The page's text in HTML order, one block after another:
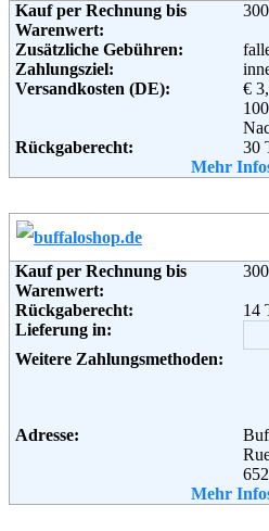
Adresse:
Soziale Kanäle:
Kauf per Rechnung bis
Warenwert:
Zusätzliche Gebühren:
Zahlungsziel:
Versandkosten (DE):
€
Rückgaberecht:
30
Ja
Weitere Zahlungsmethoden:
Adresse:
Telefon:
Fax:
Mehr
Kauf per Rechnung bis
Warenwert:
Rückgaberecht:
14
Lieferung in:
Weitere Zahlungsmethoden:
Adresse:
Mehr